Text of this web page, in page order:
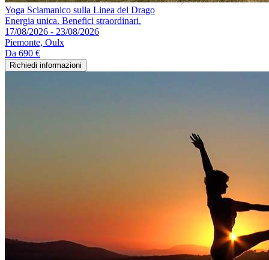
Yoga Sciamanico sulla Linea del Drago
Energia unica. Benefici straordinari.
17/08/2026 - 23/08/2026
Piemonte, Oulx
Da 690 €
Richiedi informazioni